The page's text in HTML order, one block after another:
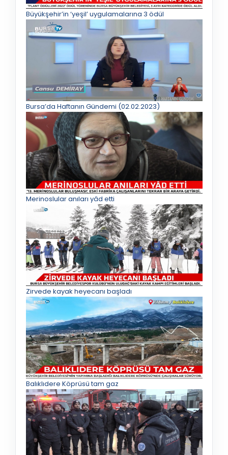
Büyükşehir’in ‘yeşil’ uygulamalarına 3 ödül
Bursa’da Haftanın Gündemi (02.02.2023)
Merinoslular anıları yâd etti
Zirvede kayak heyecanı başladı
Balıklıdere Köprüsü tam gaz